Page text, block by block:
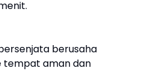
berusaha
tempat aman dan